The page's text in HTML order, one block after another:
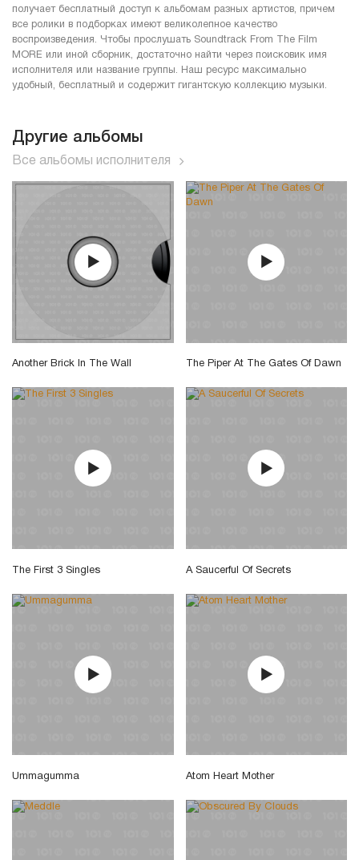
получает бесплатный доступ к альбомам разных артистов, причем
все ролики в подборках имеют великолепное качество
воспроизведения. Чтобы прослушать Soundtrack From The Film
MORE или иной сборник, достаточно найти через поисковик имя
исполнителя или название группы. Наш ресурс максимально
удобный, бесплатный и содержит гигантскую коллекцию музыки.
Другие альбомы
Все альбомы исполнителя
Another Brick In The Wall The Piper At The Gates Of Dawn
The First 3 Singles A Saucerful Of Secrets
Ummagumma Atom Heart Mother